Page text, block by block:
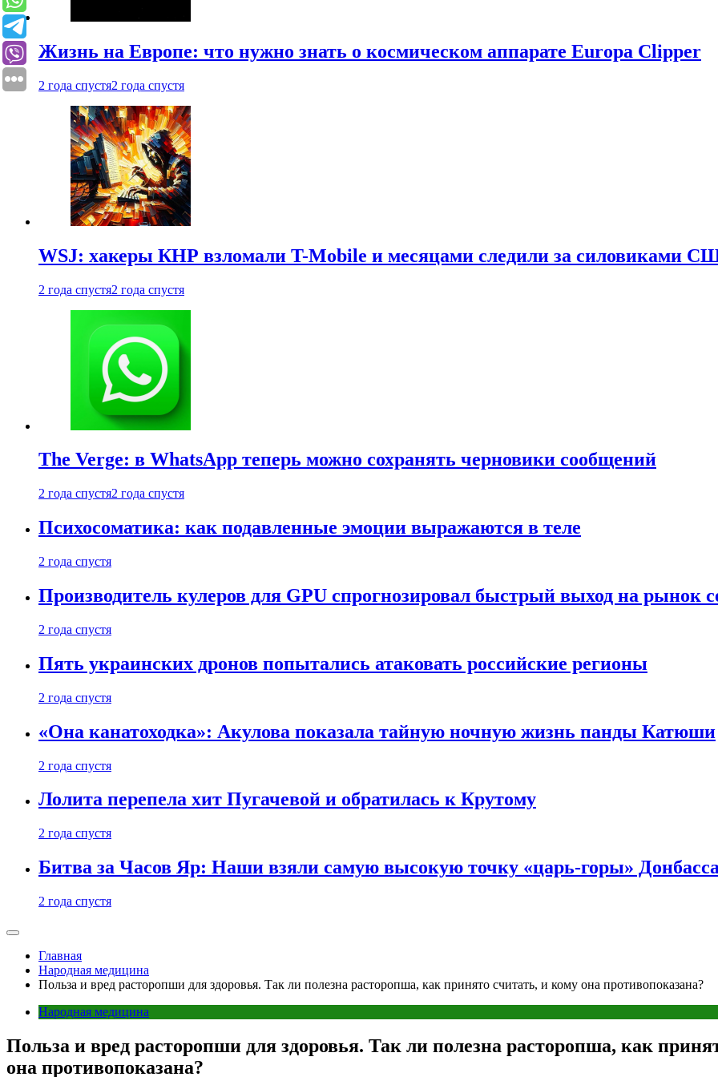
Жизнь на Европе: что нужно знать о космическом аппарате Europa Clipper
2 года спустя2 года спустя
WSJ: хакеры КНР взломали T-Mobile и месяцами следили за силовиками
2 года спустя2 года спустя
The Verge: в WhatsApp теперь можно сохранять черновики сообщений
2 года спустя2 года спустя
Психосоматика: как подавленные эмоции выражаются в теле
2 года спустя
Производитель кулеров для GPU спрогнозировал быстрый выход на рынок
2 года спустя
Пять украинских дронов попытались атаковать российские регионы
2 года спустя
«Она канатоходка»: Акулова показала тайную ночную жизнь панды Катюши
2 года спустя
Лолита перепела хит Пугачевой и обратилась к Крутому
2 года спустя
Битва за Часов Яр: Наши взяли самую высокую точку «царь-горы»
2 года спустя
Главная
Народная медицина
Польза и вред расторопши для здоровья. Так ли полезна расторопша, как принято считать, и кому она противопоказана?
Народная медицина
Польза и вред расторопши для здоровья. Так ли полезна расторопша, как
она противопоказана?